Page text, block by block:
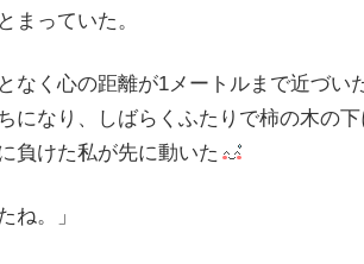
まっていた。
なく心の距離が1メートルまで近づい
になり、しばらくふたりで柿の木の
負けた私が先に動いた
ね。」